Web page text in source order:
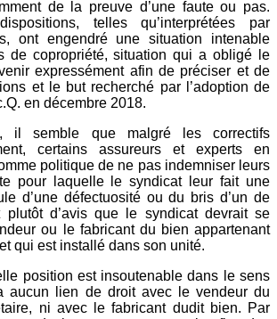
de la preuve d’une faute ou pas.
telles qu’interprétées par
ont engendré une situation intenable
de copropriété, situation qui a obligé le
expressément afin de préciser et de
et le but recherché par l’adoption de
en décembre 2018.
il semble que malgré les correctifs
certains assureurs et experts en
politique de ne pas indemniser leurs
pour laquelle le syndicat leur fait une
d’une défectuosité ou du bris d’un de
plutôt d’avis que le syndicat devrait se
ou le fabricant du bien appartenant
qui est installé dans son unité.
position est insoutenable dans le sens
aucun lien de droit avec le vendeur du
ni avec le fabricant dudit bien. Par